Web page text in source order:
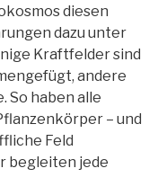
diesen
dazu unter
Kraftfelder sind
andere
So haben alle
– und
Feld
begleiten jede